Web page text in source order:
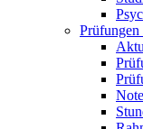
Prüfungen